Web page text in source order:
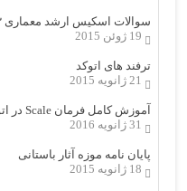
سوالات اسکیس ارشد معماری ۹۳
19 ژوئن 2015
ترفند های اتوکد
21 ژانویه 2015
آموزش کامل فرمان Scale در اتوکد
31 ژانویه 2016
پایان نامه موزه آثار باستانی
18 ژانویه 2015